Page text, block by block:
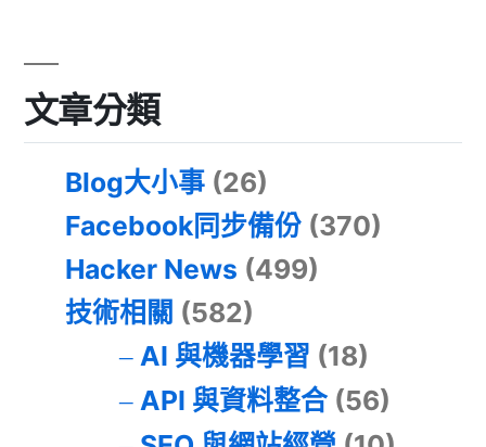
文章分類
Blog大小事 (26)
Facebook同步備份 (370)
Hacker News (499)
技術相關 (582)
AI 與機器學習 (18)
API 與資料整合(56)